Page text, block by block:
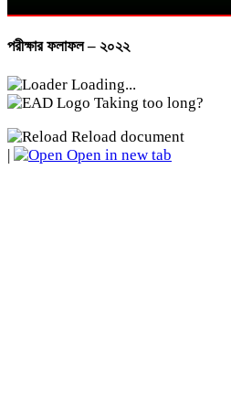
পরীক্ষার ফলাফল – ২০২২
Loading...
Taking too long?
Reload document
Open in new tab